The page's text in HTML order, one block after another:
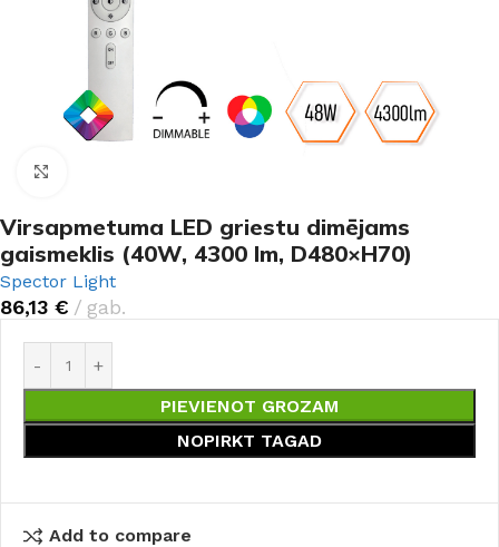
Virsapmetuma LED griestu dimējams
gaismeklis (40W, 4300 lm, D480×H70)
Spector Light
86,13 € gab.
PIEVIENOT GROZAM
NOPIRKT TAGAD
Add to compare